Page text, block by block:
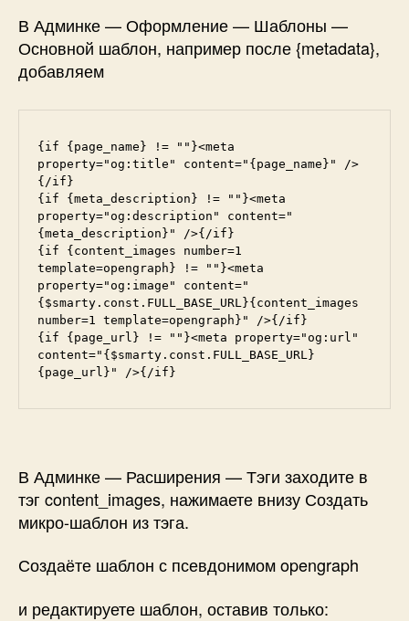
В Админке — Оформление — Шаблоны —
Основной шаблон, например после {metadata},
добавляем
{if {page_name} != ""}<meta
property="og:title" content="{page_name}" />
{/if}
{if {meta_description} != ""}<meta
property="og:description" content="
{meta_description}" />{/if}
{if {content_images number=1
template=opengraph} != ""}<meta
property="og:image" content="
{$smarty.const.FULL_BASE_URL}{content_images
number=1 template=opengraph}" />{/if}
{if {page_url} != ""}<meta property="og:url"
content="{$smarty.const.FULL_BASE_URL}
{page_url}" />{/if}
В Админке — Расширения — Тэги заходите в
тэг content_images, нажимаете внизу Создать
микро-шаблон из тэга.
Создаёте шаблон с псевдонимом opengraph
и редактируете шаблон, оставив только: